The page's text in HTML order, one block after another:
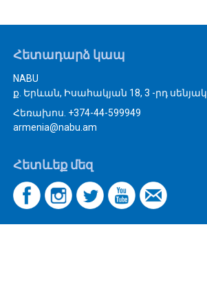
Հետադարձ կապ
NABU
ք. Երևան, Իսահակյան 18, 3 -րդ սենյակ
Հեռախոս. +374-44-599949
armenia@nabu.am
Հետևեք մեզ